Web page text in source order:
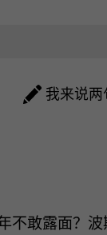
我来说两
不敢露面？波